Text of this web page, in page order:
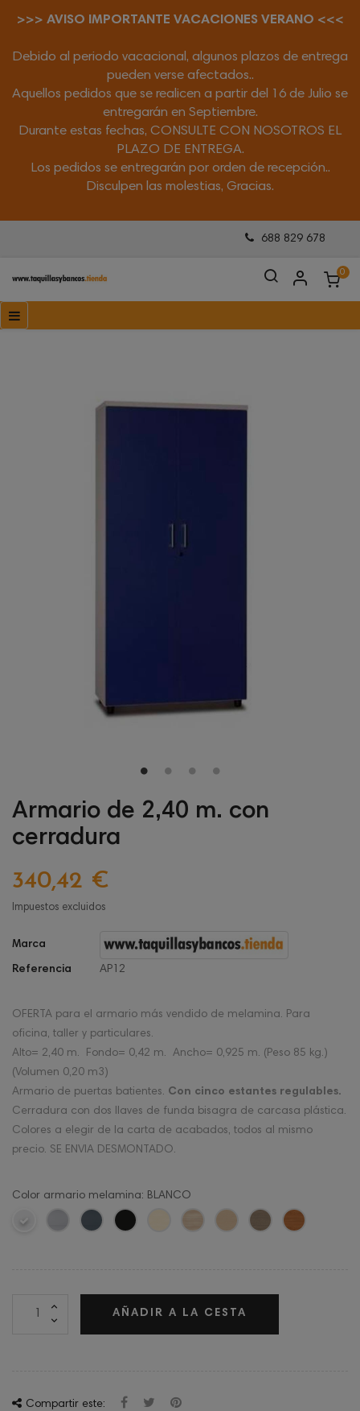
>>> AVISO IMPORTANTE VACACIONES VERANO <<<
Debido al periodo vacacional, algunos plazos de entrega
pueden verse afectados..
Aquellos pedidos que se realicen a partir del 16 de Julio se
entregarán en Septiembre.
Durante estas fechas, CONSULTE CON NOSOTROS EL
PLAZO DE ENTREGA.
Los pedidos se entregarán por orden de recepción..
Disculpen las molestias, Gracias.
688 829 678
0
Navegación
de
☰
Armario de 2,40 m. con
cerradura
340,42 €
Impuestos excluidos
Marca
Referencia AP12
OFERTA para el armario más vendido de melamina. Para
oficina, taller y particulares.
Alto= 2,40 m. Fondo= 0,42 m. Ancho= 0,925 m. (Peso 85 kg.)
(Volumen 0,20 m3)
Armario de puertas batientes. Con cinco estantes regulables.
Cerradura con dos llaves de funda bisagra de carcasa plástica.
Colores a elegir de la carta de acabados, todos al mismo
precio. SE ENVIA DESMONTADO.
Color armario melamina: BLANCO
AÑADIR A LA CESTA
Compartir este: